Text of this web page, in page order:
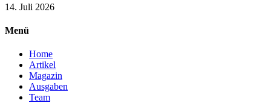
14. Juli 2026
Menü
Home
Artikel
Magazin
Ausgaben
Team